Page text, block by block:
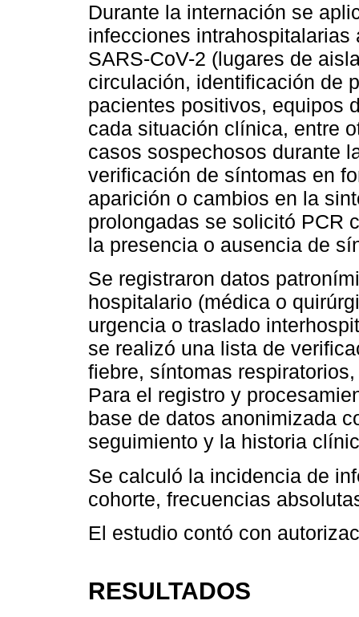
Durante la internación se
infecciones
SARS-CoV-2 (lugares de
circulación, identificación de
pacientes positivos, equipos
cada situación clínica, entre
casos sospechosos durante
verificación de síntomas en
aparición o cambios en la
prolongadas se solicitó PCR
la presencia o ausencia de
Se registraron datos
hospitalario (médica o
urgencia o traslado
se realizó una lista de
fiebre, síntomas
Para el registro y
base de datos anonimizada
seguimiento y la historia
Se calculó la incidencia de
cohorte, frecuencias
El estudio contó con
RESULTADOS